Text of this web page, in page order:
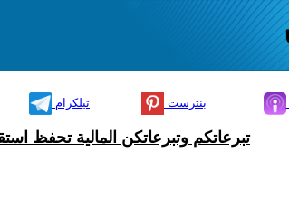
تيلكرام بنترست
تبرعاتكم وتبرعاتكن المالية تحفظ